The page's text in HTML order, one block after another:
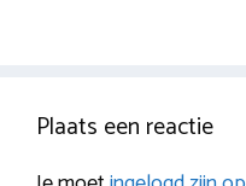
Plaats een reactie